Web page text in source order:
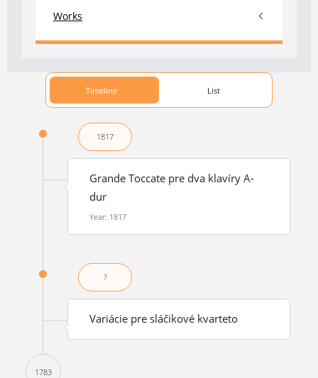
Works
Timeline List
1817
Grande Toccate pre dva klavíry A-
dur
Year: 1817
?
Variácie pre sláčikové kvarteto
1783